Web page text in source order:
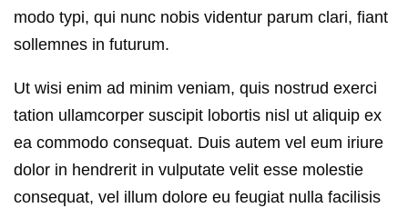
modo typi, qui nunc nobis videntur parum clari, fiant
sollemnes in futurum.
Ut wisi enim ad minim veniam, quis nostrud exerci
tation ullamcorper suscipit lobortis nisl ut aliquip ex
ea commodo consequat. Duis autem vel eum iriure
dolor in hendrerit in vulputate velit esse molestie
consequat, vel illum dolore eu feugiat nulla facilisis